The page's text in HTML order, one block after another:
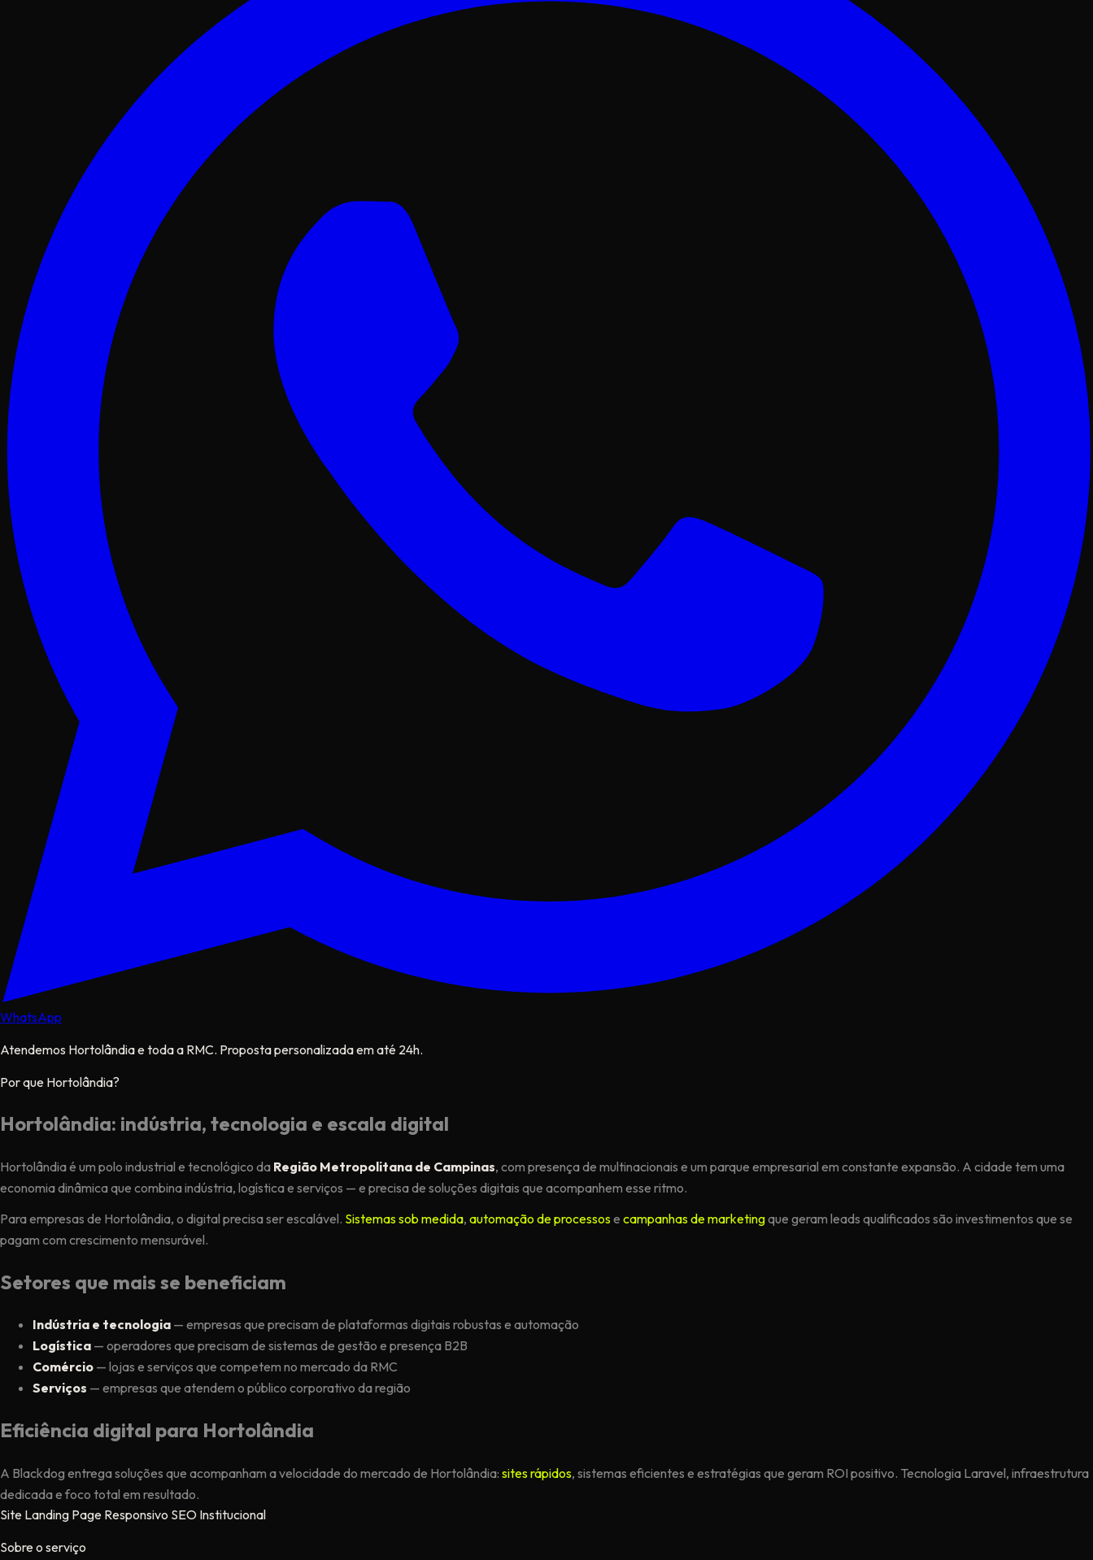
WhatsApp
Atendemos Hortolândia e toda a RMC. Proposta personalizada em até 24h.
Por que Hortolândia?
Hortolândia: indústria, tecnologia e escala digital
Hortolândia é um polo industrial e tecnológico da Região Metropolitana de Campinas, com presença de multinacionais e um parque empresarial em constante expansão. A cidade tem uma
economia dinâmica que combina indústria, logística e serviços — e precisa de soluções digitais que acompanhem esse ritmo.
Para empresas de Hortolândia, o digital precisa ser escalável. Sistemas sob medida, automação de processose campanhas de marketingque geram leads qualificados são investimentos que se
pagam com crescimento mensurável.
Setores que mais se beneficiam
Indústria e tecnologia — empresas que precisam de plataformas digitais robustas e automação
Logística — operadores que precisam de sistemas de gestão e presença B2B
Comércio — lojas e serviços que competem no mercado da RMC
Serviços — empresas que atendem o público corporativo da região
Eficiência digital para Hortolândia
A Blackdog entrega soluções que acompanham a velocidade do mercado de Hortolândia: sites rápidos, sistemas eficientes e estratégias que geram ROI positivo. Tecnologia Laravel, infraestrutura
dedicada e foco total em resultado.
Site Landing Page Responsivo SEO Institucional
Sobre o serviço